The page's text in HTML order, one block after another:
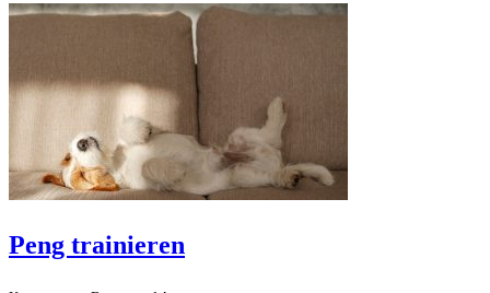
Peng trainieren